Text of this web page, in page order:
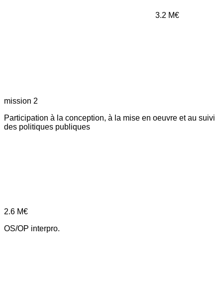
3.2 M€
mission 2
Participation à la conception, à la mise en oeuvre et au suivi
des politiques publiques
2.6 M€
OS/OP interpro.